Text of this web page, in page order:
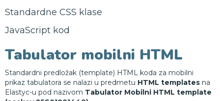
Standardne CSS klase
JavaScript kod
Tabulator mobilni HTML
Standardni predložak (template) HTML koda za mobilni
prikaz tabulatora se nalazi u predmetu HTML templates na
Elastyc-u pod nazivom Tabulator Mobilni HTML template